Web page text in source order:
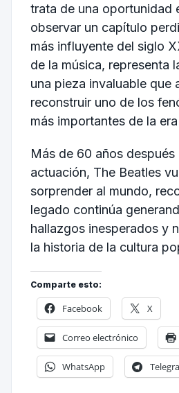
trata de una oportunidad
observar un capítulo
más influyente del siglo
de la música, representa
una pieza invaluable que
reconstruir uno de los
más importantes de la
Más de 60 años después
actuación, The Beatles
sorprender al mundo,
legado continúa
hallazgos inesperados y
la historia de la cultura
Comparte esto:
Facebook X
Correo electrónico
WhatsApp